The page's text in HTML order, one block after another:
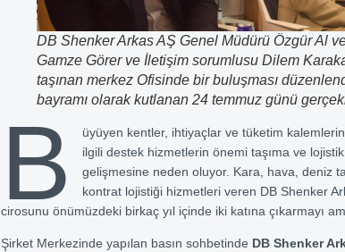
DB Shenker Arkas AŞ Genel Müdürü Özgür Al
Gamze Görer ve İletişim sorumlusu Dilem
taşınan merkez Ofisinde bir buluşması
bayramı olarak kutlanan 24 temmuz günü
B
üyüyen kentler, ihtiyaçlar ve tüketim
ilgili destek hizmetlerin önemi taşıma ve
gelişmesine neden oluyor. Kara, hava, deniz
kontrat lojistiği hizmetleri veren DB Shenker
cirosunu önümüzdeki birkaç yıl içinde iki katına çıkarmayı
Şirket Merkezinde yapılan basın sohbetinde DB Shenker